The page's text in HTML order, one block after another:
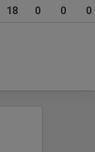
18 0 0 0